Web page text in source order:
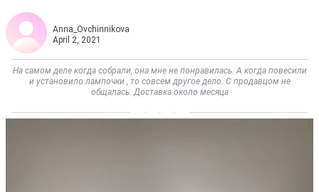
Anna_Ovchinnikova
April 2, 2021
На самом деле когда собрали, она мне не понравилась. А когда повесили
и установило лампочки , то совсем другое дело. С продавцом не
общалась. Доставка около месяца